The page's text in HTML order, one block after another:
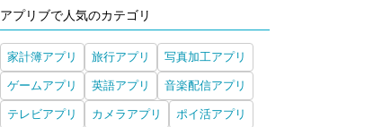
アプリブで人気のカテゴリ
家計簿アプリ 旅行アプリ 写真加工アプリ
ゲームアプリ 英語アプリ 音楽配信アプリ
テレビアプリ カメラアプリ ポイ活アプリ